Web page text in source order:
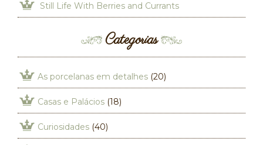
Still Life With Berries and Currants
Categorias
As porcelanas em detalhes (20)
Casas e Palácios (18)
Curiosidades (40)